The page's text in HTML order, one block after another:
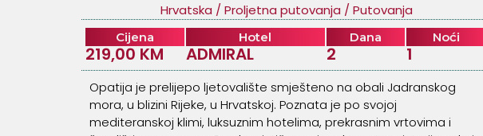
Hrvatska /Proljetna putovanja /Putovanja
Cijena
219,00 KM
Hotel
ADMIRAL
Dana
2
Noći
1
Opatija je prelijepo ljetovalište smješteno na obali Jadranskog
mora, u blizini Rijeke, u Hrvatskoj. Poznata je po svojoj
mediteranskoj klimi, luksuznim hotelima, prekrasnim vrtovima i